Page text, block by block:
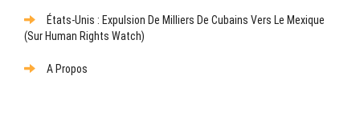
États-Unis : Expulsion De Milliers De Cubains Vers Le Mexique
(sur Human Rights Watch)
A Propos